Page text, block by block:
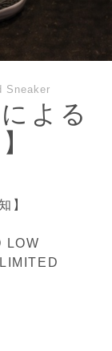
Sneaker
よる
】
LOW